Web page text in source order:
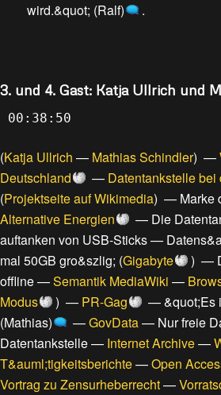
wird.&quot; (Ralf)
.
3. und 4. Gast: Katja Ullrich und
00:38:50
(Katja Ullrich — Mathias Schindler) —
Deutschland
— Datentankstelle bei
(Projektseite auf Wikimedia) — Marke
Alternative Energien
— Die
auftanken von USB-Sticks—
mal 50GB gro&szlig; (Gigabyte ) —
offline—Semantik MediaWiki —
Modus
) — PR-Gag —&quot;Es
(Mathias)
—GovData— Nur freie
Datentankstelle— Internet Archive—
T&auml;tigkeitsberichte—Open
Vortrag zu Zensurheberrecht—